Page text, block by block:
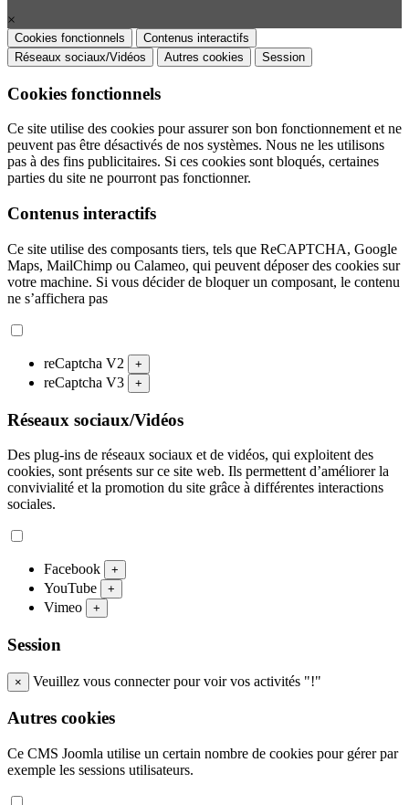
×
Cookies fonctionnels
Contenus interactifs
Réseaux sociaux/Vidéos
Autres cookies Session
Cookies fonctionnels
Ce site utilise des cookies pour assurer son bon fonctionnement et ne
peuvent pas être désactivés de nos systèmes. Nous ne les utilisons
pas à des fins publicitaires. Si ces cookies sont bloqués, certaines
parties du site ne pourront pas fonctionner.
Contenus interactifs
Ce site utilise des composants tiers, tels que ReCAPTCHA, Google
Maps, MailChimp ou Calameo, qui peuvent déposer des cookies sur
votre machine. Si vous décider de bloquer un composant, le contenu
ne s’affichera pas
reCaptcha V2 +
reCaptcha V3 +
Réseaux sociaux/Vidéos
Des plug-ins de réseaux sociaux et de vidéos, qui exploitent des
cookies, sont présents sur ce site web. Ils permettent d’améliorer la
convivialité et la promotion du site grâce à différentes interactions
sociales.
Facebook +
YouTube +
Vimeo +
Session
× Veuillez vous connecter pour voir vos activités "!"
Autres cookies
Ce CMS Joomla utilise un certain nombre de cookies pour gérer par
exemple les sessions utilisateurs.